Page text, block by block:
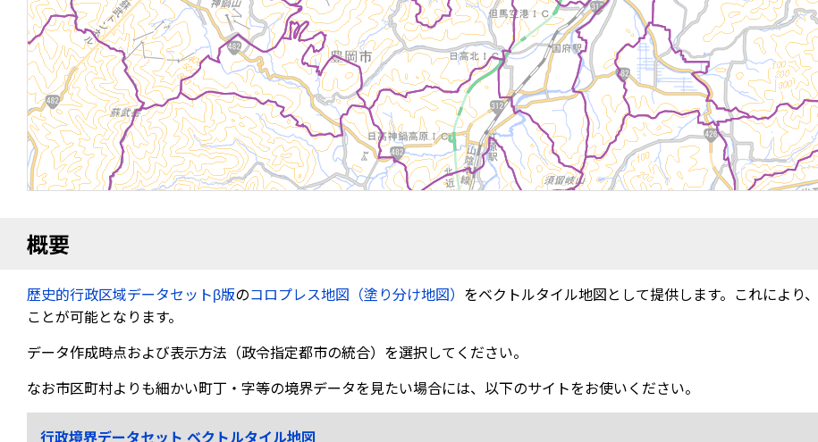
概要
歴史的行政区域データセットβ版のコロプレス地図（塗り分け地図） をベクトルタイル地図として提供します。これにより
ことが可能となります。
データ作成時点および表示方法（政令指定都市の統合）を選択してください。
なお市区町村よりも細かい町丁・字等の境界データを見たい場合には、以下のサイトをお使いください。
行政境界データセット ベクトルタイル地図